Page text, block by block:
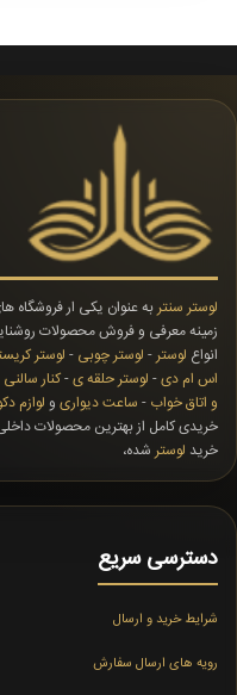
لوستر سنتر به عنوان یکی ار فروشگاه
زمینه معرفی و فروش محصولات
انواع لوستر - لوستر چوبی - لوستر
اس ام دی- لوستر حلقه ی-کنار سالنی
و اتاق خواب - ساعت دیواری و لوازم
خریدی کامل از بهترین محصولات
خرید لوستر شده،
دسترسی سریع
شرایط خرید و ارسال
رویه های ارسال سفارش